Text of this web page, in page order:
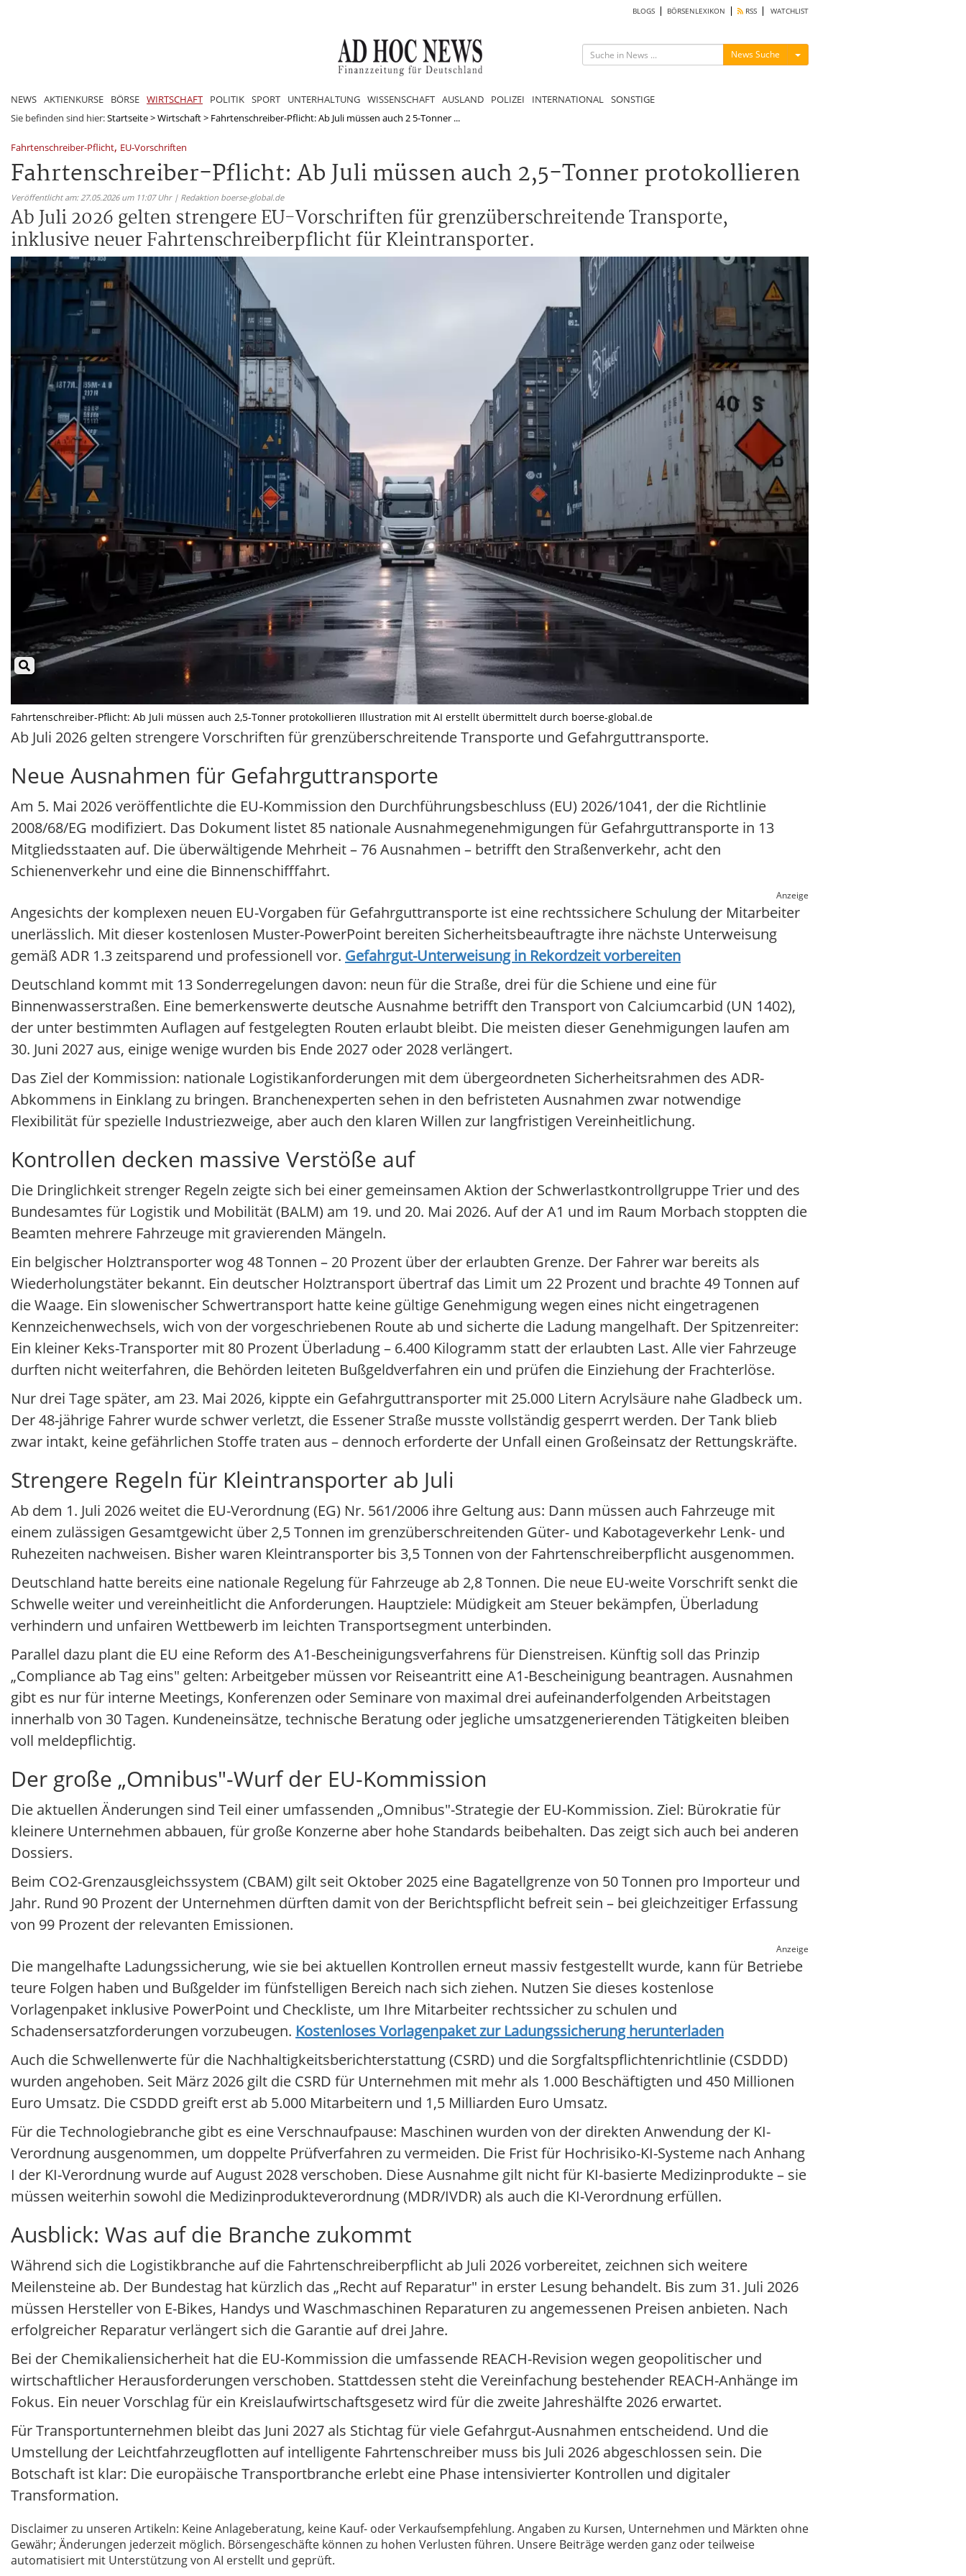
BLOGS BÖRSENLEXIKON RSS WATCHLIST
News Suche Menü ein-/ausblenden
NEWS AKTIENKURSE BÖRSE WIRTSCHAFT POLITIK SPORT UNTERHALTUNG WISSENSCHAFT AUSLAND POLIZEI INTERNATIONAL SONSTIGE
Sie befinden sind hier:Startseite>Wirtschaft> Fahrtenschreiber-Pflicht: Ab Juli müssen auch 2 5-Tonner ...
Fahrtenschreiber-Pflicht, EU-Vorschriften
Fahrtenschreiber-Pflicht: Ab Juli müssen auch 2,5-Tonner protokollieren
Veröffentlicht am: 27.05.2026 um 11:07 Uhr | Redaktion boerse-global.de
Ab Juli 2026 gelten strengere EU-Vorschriften für grenzüberschreitende Transporte,
inklusive neuer Fahrtenschreiberpflicht für Kleintransporter.
Fahrtenschreiber-Pflicht: Ab Juli müssen auch 2,5-Tonner protokollieren Illustration mit AI erstellt übermittelt durch boerse-global.de
Ab Juli 2026 gelten strengere Vorschriften für grenzüberschreitende Transporte und Gefahrguttransporte.
Neue Ausnahmen für Gefahrguttransporte
Am 5. Mai 2026 veröffentlichte die EU-Kommission den Durchführungsbeschluss (EU) 2026/1041, der die Richtlinie
2008/68/EG modifiziert. Das Dokument listet 85 nationale Ausnahmegenehmigungen für Gefahrguttransporte in 13
Mitgliedsstaaten auf. Die überwältigende Mehrheit – 76 Ausnahmen – betrifft den Straßenverkehr, acht den
Schienenverkehr und eine die Binnenschifffahrt.
Anzeige
Angesichts der komplexen neuen EU-Vorgaben für Gefahrguttransporte ist eine rechtssichere Schulung der Mitarbeiter
unerlässlich. Mit dieser kostenlosen Muster-PowerPoint bereiten Sicherheitsbeauftragte ihre nächste Unterweisung
gemäß ADR 1.3 zeitsparend und professionell vor. Gefahrgut-Unterweisung in Rekordzeit vorbereiten
Deutschland kommt mit 13 Sonderregelungen davon: neun für die Straße, drei für die Schiene und eine für
Binnenwasserstraßen. Eine bemerkenswerte deutsche Ausnahme betrifft den Transport von Calciumcarbid (UN 1402),
der unter bestimmten Auflagen auf festgelegten Routen erlaubt bleibt. Die meisten dieser Genehmigungen laufen am
30. Juni 2027 aus, einige wenige wurden bis Ende 2027 oder 2028 verlängert.
Das Ziel der Kommission: nationale Logistikanforderungen mit dem übergeordneten Sicherheitsrahmen des ADR-
Abkommens in Einklang zu bringen. Branchenexperten sehen in den befristeten Ausnahmen zwar notwendige
Flexibilität für spezielle Industriezweige, aber auch den klaren Willen zur langfristigen Vereinheitlichung.
Kontrollen decken massive Verstöße auf
Die Dringlichkeit strenger Regeln zeigte sich bei einer gemeinsamen Aktion der Schwerlastkontrollgruppe Trier und des
Bundesamtes für Logistik und Mobilität (BALM) am 19. und 20. Mai 2026. Auf der A1 und im Raum Morbach stoppten die
Beamten mehrere Fahrzeuge mit gravierenden Mängeln.
Ein belgischer Holztransporter wog 48 Tonnen – 20 Prozent über der erlaubten Grenze. Der Fahrer war bereits als
Wiederholungstäter bekannt. Ein deutscher Holztransport übertraf das Limit um 22 Prozent und brachte 49 Tonnen auf
die Waage. Ein slowenischer Schwertransport hatte keine gültige Genehmigung wegen eines nicht eingetragenen
Kennzeichenwechsels, wich von der vorgeschriebenen Route ab und sicherte die Ladung mangelhaft. Der Spitzenreiter:
Ein kleiner Keks-Transporter mit 80 Prozent Überladung – 6.400 Kilogramm statt der erlaubten Last. Alle vier Fahrzeuge
durften nicht weiterfahren, die Behörden leiteten Bußgeldverfahren ein und prüfen die Einziehung der Frachterlöse.
Nur drei Tage später, am 23. Mai 2026, kippte ein Gefahrguttransporter mit 25.000 Litern Acrylsäure nahe Gladbeck um.
Der 48-jährige Fahrer wurde schwer verletzt, die Essener Straße musste vollständig gesperrt werden. Der Tank blieb
zwar intakt, keine gefährlichen Stoffe traten aus – dennoch erforderte der Unfall einen Großeinsatz der Rettungskräfte.
Strengere Regeln für Kleintransporter ab Juli
Ab dem 1. Juli 2026 weitet die EU-Verordnung (EG) Nr. 561/2006 ihre Geltung aus: Dann müssen auch Fahrzeuge mit
einem zulässigen Gesamtgewicht über 2,5 Tonnen im grenzüberschreitenden Güter- und Kabotageverkehr Lenk- und
Ruhezeiten nachweisen. Bisher waren Kleintransporter bis 3,5 Tonnen von der Fahrtenschreiberpflicht ausgenommen.
Deutschland hatte bereits eine nationale Regelung für Fahrzeuge ab 2,8 Tonnen. Die neue EU-weite Vorschrift senkt die
Schwelle weiter und vereinheitlicht die Anforderungen. Hauptziele: Müdigkeit am Steuer bekämpfen, Überladung
verhindern und unfairen Wettbewerb im leichten Transportsegment unterbinden.
Parallel dazu plant die EU eine Reform des A1-Bescheinigungsverfahrens für Dienstreisen. Künftig soll das Prinzip
„Compliance ab Tag eins" gelten: Arbeitgeber müssen vor Reiseantritt eine A1-Bescheinigung beantragen. Ausnahmen
gibt es nur für interne Meetings, Konferenzen oder Seminare von maximal drei aufeinanderfolgenden Arbeitstagen
innerhalb von 30 Tagen. Kundeneinsätze, technische Beratung oder jegliche umsatzgenerierenden Tätigkeiten bleiben
voll meldepflichtig.
Der große „Omnibus"-Wurf der EU-Kommission
Die aktuellen Änderungen sind Teil einer umfassenden „Omnibus"-Strategie der EU-Kommission. Ziel: Bürokratie für
kleinere Unternehmen abbauen, für große Konzerne aber hohe Standards beibehalten. Das zeigt sich auch bei anderen
Dossiers.
Beim CO2-Grenzausgleichssystem (CBAM) gilt seit Oktober 2025 eine Bagatellgrenze von 50 Tonnen pro Importeur und
Jahr. Rund 90 Prozent der Unternehmen dürften damit von der Berichtspflicht befreit sein – bei gleichzeitiger Erfassung
von 99 Prozent der relevanten Emissionen.
Anzeige
Die mangelhafte Ladungssicherung, wie sie bei aktuellen Kontrollen erneut massiv festgestellt wurde, kann für Betriebe
teure Folgen haben und Bußgelder im fünfstelligen Bereich nach sich ziehen. Nutzen Sie dieses kostenlose
Vorlagenpaket inklusive PowerPoint und Checkliste, um Ihre Mitarbeiter rechtssicher zu schulen und
Schadensersatzforderungen vorzubeugen. Kostenloses Vorlagenpaket zur Ladungssicherung herunterladen
Auch die Schwellenwerte für die Nachhaltigkeitsberichterstattung (CSRD) und die Sorgfaltspflichtenrichtlinie (CSDDD)
wurden angehoben. Seit März 2026 gilt die CSRD für Unternehmen mit mehr als 1.000 Beschäftigten und 450 Millionen
Euro Umsatz. Die CSDDD greift erst ab 5.000 Mitarbeitern und 1,5 Milliarden Euro Umsatz.
Für die Technologiebranche gibt es eine Verschnaufpause: Maschinen wurden von der direkten Anwendung der KI-
Verordnung ausgenommen, um doppelte Prüfverfahren zu vermeiden. Die Frist für Hochrisiko-KI-Systeme nach Anhang
I der KI-Verordnung wurde auf August 2028 verschoben. Diese Ausnahme gilt nicht für KI-basierte Medizinprodukte – sie
müssen weiterhin sowohl die Medizinprodukteverordnung (MDR/IVDR) als auch die KI-Verordnung erfüllen.
Ausblick: Was auf die Branche zukommt
Während sich die Logistikbranche auf die Fahrtenschreiberpflicht ab Juli 2026 vorbereitet, zeichnen sich weitere
Meilensteine ab. Der Bundestag hat kürzlich das „Recht auf Reparatur" in erster Lesung behandelt. Bis zum 31. Juli 2026
müssen Hersteller von E-Bikes, Handys und Waschmaschinen Reparaturen zu angemessenen Preisen anbieten. Nach
erfolgreicher Reparatur verlängert sich die Garantie auf drei Jahre.
Bei der Chemikaliensicherheit hat die EU-Kommission die umfassende REACH-Revision wegen geopolitischer und
wirtschaftlicher Herausforderungen verschoben. Stattdessen steht die Vereinfachung bestehender REACH-Anhänge im
Fokus. Ein neuer Vorschlag für ein Kreislaufwirtschaftsgesetz wird für die zweite Jahreshälfte 2026 erwartet.
Für Transportunternehmen bleibt das Juni 2027 als Stichtag für viele Gefahrgut-Ausnahmen entscheidend. Und die
Umstellung der Leichtfahrzeugflotten auf intelligente Fahrtenschreiber muss bis Juli 2026 abgeschlossen sein. Die
Botschaft ist klar: Die europäische Transportbranche erlebt eine Phase intensivierter Kontrollen und digitaler
Transformation.
Disclaimer zu unseren Artikeln: Keine Anlageberatung, keine Kauf- oder Verkaufsempfehlung. Angaben zu Kursen, Unternehmen und Märkten ohne
Gewähr; Änderungen jederzeit möglich. Börsengeschäfte können zu hohen Verlusten führen. Unsere Beiträge werden ganz oder teilweise
automatisiert mit Unterstützung von AI erstellt und geprüft.